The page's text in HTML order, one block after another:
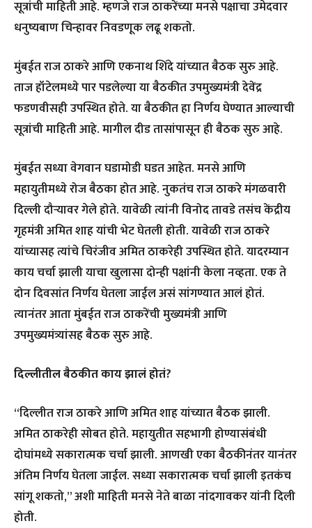
सूत्रांची माहिती आहे. म्हणजे राज ठाकरेंच्या मनसे पक्षाचा उमेदवार
धनुष्यबाण चिन्हावर निवडणूक लढू शकतो.
मुंबईत राज ठाकरे आणि एकनाथ शिंदे यांच्यात बैठक सुरु आहे.
ताज हॉटेलमध्ये पार पडलेल्या या बैठकीत उपमुख्यमंत्री देवेंद्र
फडणवीसही उपस्थित होते. या बैठकीत हा निर्णय घेण्यात आल्याची
सूत्रांची माहिती आहे. मागील दीड तासांपासून ही बैठक सुरु आहे.
मुंबईत सध्या वेगवान घडामोडी घडत आहेत. मनसे आणि
महायुतीमध्ये रोज बैठका होत आहे. नुकतंच राज ठाकरे मंगळवारी
दिल्ली दौऱ्यावर गेले होते. यावेळी त्यांनी विनोद तावडे तसंच केंद्रीय
गृहमंत्री अमित शाह यांची भेट घेतली होती. यावेळी राज ठाकरे
यांच्यासह त्यांचे चिरंजीव अमित ठाकरेही उपस्थित होते. यादरम्यान
काय चर्चा झाली याचा खुलासा दोन्ही पक्षांनी केला नव्हता. एक ते
दोन दिवसांत निर्णय घेतला जाईल असं सांगण्यात आलं होतं.
त्यानंतर आता मुंबईत राज ठाकरेंची मुख्यमंत्री आणि
उपमुख्यमंत्र्यांसह बैठक सुरु आहे.
दिल्लीतील बैठकीत काय झालं होतं?
“दिल्लीत राज ठाकरे आणि अमित शाह यांच्यात बैठक झाली.
अमित ठाकरेही सोबत होते. महायुतीत सहभागी होण्यासंबंधी
दोघांमध्ये सकारात्मक चर्चा झाली. आणखी एका बैठकीनंतर यानंतर
अंतिम निर्णय घेतला जाईल. सध्या सकारात्मक चर्चा झाली इतकंच
सांगू शकतो,” अशी माहिती मनसे नेते बाळा नांदगावकर यांनी दिली
होती.